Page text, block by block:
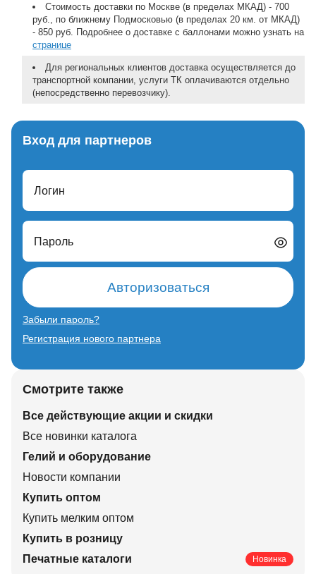
Стоимость доставки по Москве (в пределах МКАД) - 700
руб., по ближнему Подмосковью (в пределах 20 км. от МКАД)
- 850 руб. Подробнее о доставке с баллонами можно узнать на
странице
Для региональных клиентов доставка осуществляется до
транспортной компании, услуги ТК оплачиваются отдельно
(непосредственно перевозчику).
Вход для партнеров
Логин
Пароль
Авторизоваться
Забыли пароль?
Регистрация нового партнера
Смотрите также
Все действующие акции и скидки
Все новинки каталога
Гелий и оборудование
Новости компании
Купить оптом
Купить мелким оптом
Купить в розницу
Печатные каталоги
Новинка